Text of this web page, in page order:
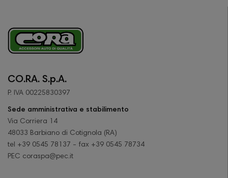
CO.RA. S.p.A.
P. IVA 00225830397
Sede amministrativa e stabilimento
Via Corriera 14
48033 Barbiano di Cotignola (RA)
tel +39 0545 78137 - fax +39 0545 78734
PEC coraspa@pec.it